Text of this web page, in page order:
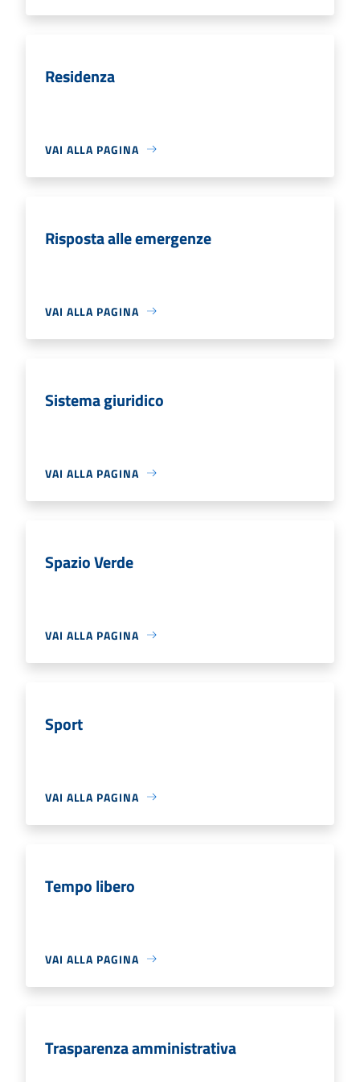
Residenza
VAI ALLA PAGINA
Risposta alle emergenze
VAI ALLA PAGINA
Sistema giuridico
VAI ALLA PAGINA
Spazio Verde
VAI ALLA PAGINA
Sport
VAI ALLA PAGINA
Tempo libero
VAI ALLA PAGINA
Trasparenza amministrativa